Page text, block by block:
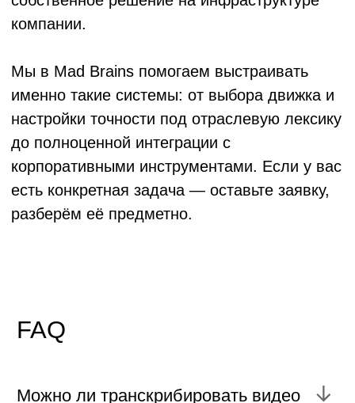
транскрибацию — без ручной
загрузки каждого файла?
Через API транскрибацию можно встроить
появляется в корпоративном хранилище —
автоматически уходит на расшифровку —
или CRM. Такая автоматизация избавляет
команду от ручных операций и исключает
человеческий фактор. Настройка требует
технической работы на старте, но
окупается быстро при объёмах от
нескольких десятков часов в месяц.
Да, современные системы позволяют это
делать. Поверх транскрипта подключается
Это уже не просто транскрибация, а